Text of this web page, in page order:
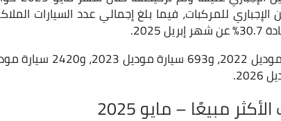
الإجباري للمركبات، فيما بلغ إجمالي عدد السيارات
مبيعًا – مايو 2025